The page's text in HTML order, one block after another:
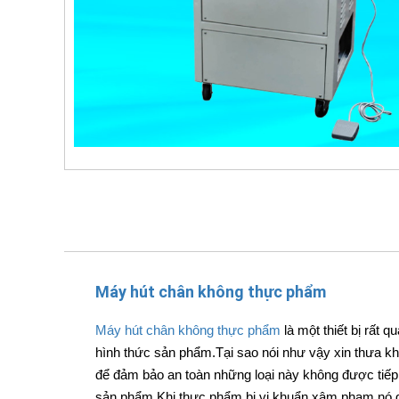
Máy hút chân không thực phẩm
Máy hút chân không thực phẩm là một thiết bị rất
hình thức sản phẩm.Tại sao nói như vậy xin thưa
để đảm bảo an toàn những loại này không được